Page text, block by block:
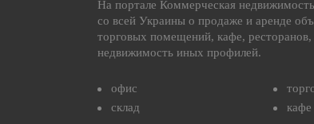
На портале Коммерческая
со всей Украины о продаже и аренде
торговых помещений, кафе,
недвижимость иных профилей.
офис
склад
кафе